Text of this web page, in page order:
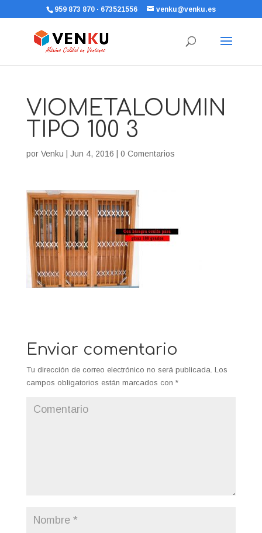
959 873 870 · 673521556 venku@venku.es
VIOMETALOUMIN
TIPO 100 3
por Venku Jun 4, 2016 0 Comentarios
Enviar comentario
Tu dirección de correo electrónico no será publicada. Los
campos obligatorios están marcados con *